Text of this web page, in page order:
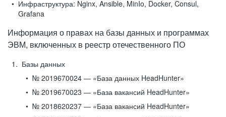
Инфраструктура: Nginx, Ansible, MinIo, Docker, Consul,
Grafana
Информация о правах на базы данных и программах
ЭВМ, включенных в реестр отечественного ПО
Базы данных
№ 2019670024 — «База данных HeadHunter»
№ 2019670023 — «База вакансий HeadHunter»
№ 2018620237 — «База вакансий HeadHunter»